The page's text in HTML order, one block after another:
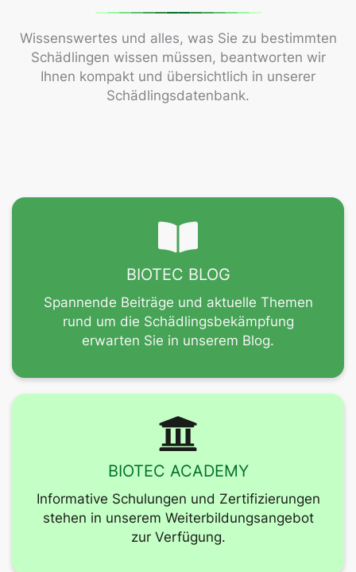
Wissenswertes und alles, was Sie zu bestimmten
Schädlingen wissen müssen, beantworten wir
Ihnen kompakt und übersichtlich in unserer
Schädlingsdatenbank.
BIOTEC BLOG
Spannende Beiträge und aktuelle Themen
rund um die Schädlingsbekämpfung
erwarten Sie in unserem Blog.
BIOTEC ACADEMY
Informative Schulungen und Zertifizierungen
stehen in unserem Weiterbildungsangebot
zur Verfügung.